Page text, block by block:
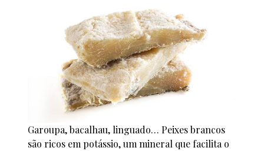
Garoupa, bacalhau, linguado… Peixes brancos
são ricos em potássio, um mineral que facilita o